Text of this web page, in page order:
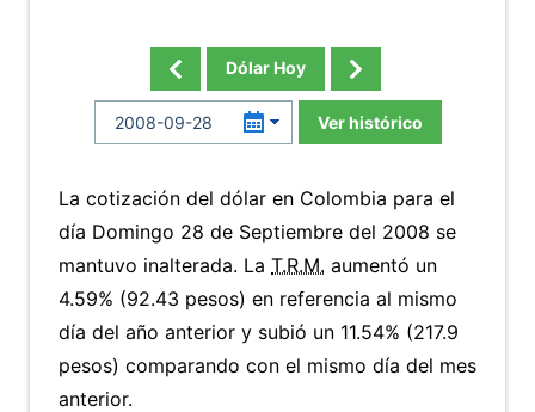
Dólar Hoy
Ver histórico
La cotización del dólar en Colombia para el
día Domingo 28 de Septiembre del 2008 se
mantuvo inalterada. La T.R.M. aumentó un
4.59% (92.43 pesos) en referencia al mismo
día del año anterior y subió un 11.54% (217.9
pesos) comparando con el mismo día del mes
anterior.